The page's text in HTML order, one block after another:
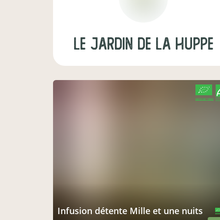
LE JARDIN DE LA HUPPE
Infusion détente Mille et une nuits
CERTIFIÉ PAR FR-BIO-01